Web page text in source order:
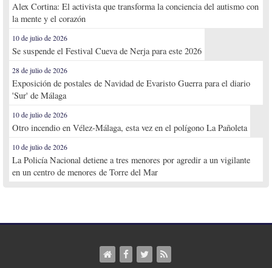
Alex Cortina: El activista que transforma la conciencia del autismo con
la mente y el corazón
10 de julio de 2026
Se suspende el Festival Cueva de Nerja para este 2026
28 de julio de 2026
Exposición de postales de Navidad de Evaristo Guerra para el diario
'Sur' de Málaga
10 de julio de 2026
Otro incendio en Vélez-Málaga, esta vez en el polígono La Pañoleta
10 de julio de 2026
La Policía Nacional detiene a tres menores por agredir a un vigilante
en un centro de menores de Torre del Mar